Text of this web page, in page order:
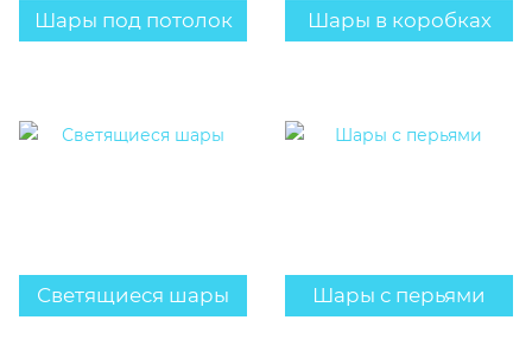
Шары под потолок Шары в коробках
Светящиеся шары Шары с перьями